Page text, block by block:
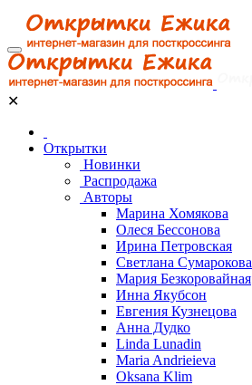
✕
Открытки
Новинки
Распродажа
Авторы
Марина Хомякова
Олеся Бессонова
Ирина Петровская
Светлана Сумарокова
Мария Безкоровайная
Инна Якубсон
Евгения Кузнецова
Анна Дудко
Linda Lunadin
Maria Andrieieva
Oksana Klim